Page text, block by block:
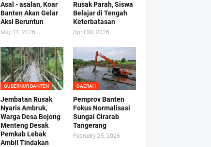
Asal - asalan, Koar
Banten Akan Gelar
Aksi Beruntun
May 11, 2026
Rusak Parah, Siswa
Belajar di Tengah
Keterbatasan
April 30, 2026
GUBERNUR BANTEN
Jembatan Rusak
Nyaris Ambruk,
Warga Desa Bojong
Menteng Desak
Pemkab Lebak
Ambil Tindakan
DAERAH
Pemprov Banten
Fokus Normalisasi
Sungai Cirarab
Tangerang
February 25, 2026